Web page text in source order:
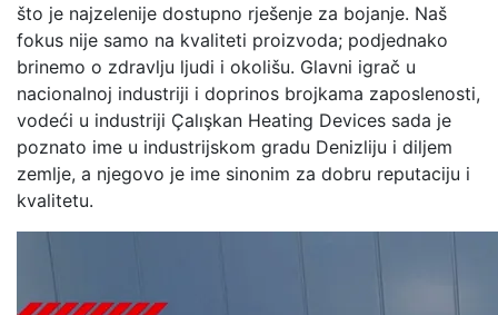
što je najzelenije dostupno rješenje za bojanje. Naš
fokus nije samo na kvaliteti proizvoda; podjednako
brinemo o zdravlju ljudi i okolišu. Glavni igrač u
nacionalnoj industriji i doprinos brojkama zaposlenosti,
vodeći u industriji Çalışkan Heating Devices sada je
poznato ime u industrijskom gradu Denizliju i diljem
zemlje, a njegovo je ime sinonim za dobru reputaciju i
kvalitetu.